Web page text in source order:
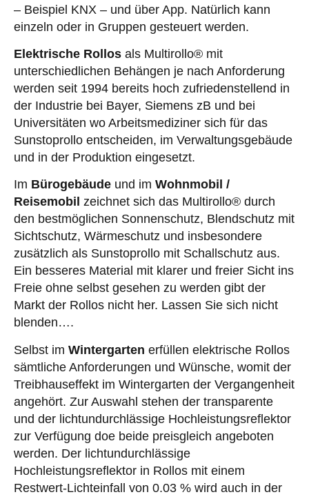
– Beispiel KNX – und über App. Natürlich kann
einzeln oder in Gruppen gesteuert werden.
Elektrische Rollos als Multirollo® mit
unterschiedlichen Behängen je nach Anforderung
werden seit 1994 bereits hoch zufriedenstellend in
der Industrie bei Bayer, Siemens zB und bei
Universitäten wo Arbeitsmediziner sich für das
Sunstoprollo entscheiden, im Verwaltungsgebäude
und in der Produktion eingesetzt.
Im Bürogebäude und im Wohnmobil /
Reisemobil zeichnet sich das Multirollo® durch
den bestmöglichen Sonnenschutz, Blendschutz mit
Sichtschutz, Wärmeschutz und insbesondere
zusätzlich als Sunstoprollo mit Schallschutz aus.
Ein besseres Material mit klarer und freier Sicht ins
Freie ohne selbst gesehen zu werden gibt der
Markt der Rollos nicht her. Lassen Sie sich nicht
blenden….
Selbst im Wintergarten erfüllen elektrische Rollos
sämtliche Anforderungen und Wünsche, womit der
Treibhauseffekt im Wintergarten der Vergangenheit
angehört. Zur Auswahl stehen der transparente
und der lichtundurchlässige Hochleistungsreflektor
zur Verfügung doe beide preisgleich angeboten
werden. Der lichtundurchlässige
Hochleistungsreflektor in Rollos mit einem
Restwert-Lichteinfall von 0.03 % wird auch in der